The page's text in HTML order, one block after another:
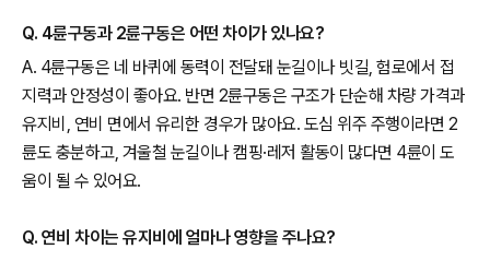
Q. 4륜구동과 2륜구동은 어떤 차이가 있나요?
A. 4륜구동은 네 바퀴에 동력이 전달돼 눈길이나 빗길, 험로에서 접
지력과 안정성이 좋아요. 반면 2륜구동은 구조가 단순해 차량 가격과
유지비, 연비 면에서 유리한 경우가 많아요. 도심 위주 주행이라면 2
륜도 충분하고, 겨울철 눈길이나 캠핑·레저 활동이 많다면 4륜이 도
움이 될 수 있어요.
Q. 연비 차이는 유지비에 얼마나 영향을 주나요?